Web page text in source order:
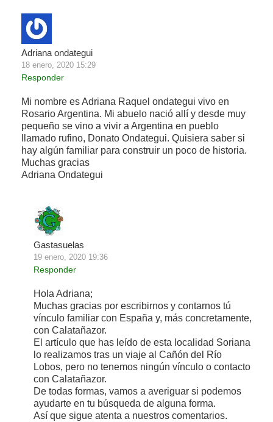
Adriana ondategui
18 enero, 2020 15:29
Responder
Mi nombre es Adriana Raquel ondategui vivo en
Rosario Argentina. Mi abuelo nació allí y desde muy
pequeño se vino a vivir a Argentina en pueblo
llamado rufino, Donato Ondategui. Quisiera saber si
hay algún familiar para construir un poco de historia.
Muchas gracias
Adriana Ondategui
Gastasuelas
19 enero, 2020 19:36
Responder
Hola Adriana;
Muchas gracias por escribirnos y contarnos tú
vínculo familiar con España y, más concretamente,
con Calatañazor.
El artículo que has leído de esta localidad Soriana
lo realizamos tras un viaje al Cañón del Río
Lobos, pero no tenemos ningún vínculo o contacto
con Calatañazor.
De todas formas, vamos a averiguar si podemos
ayudarte en tu búsqueda de alguna forma.
Así que sigue atenta a nuestros comentarios.